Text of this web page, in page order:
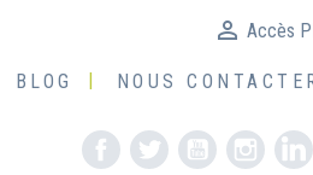
 Accès
BLOG NOUS
FacebookTwitter YouTube